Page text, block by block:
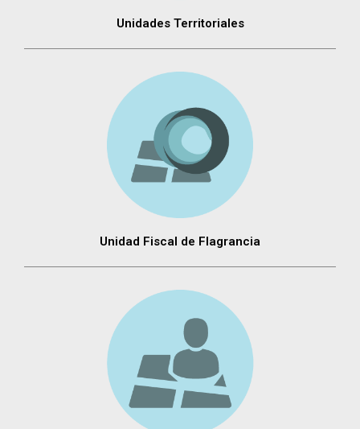
Unidades Territoriales
Unidad Fiscal de Flagrancia